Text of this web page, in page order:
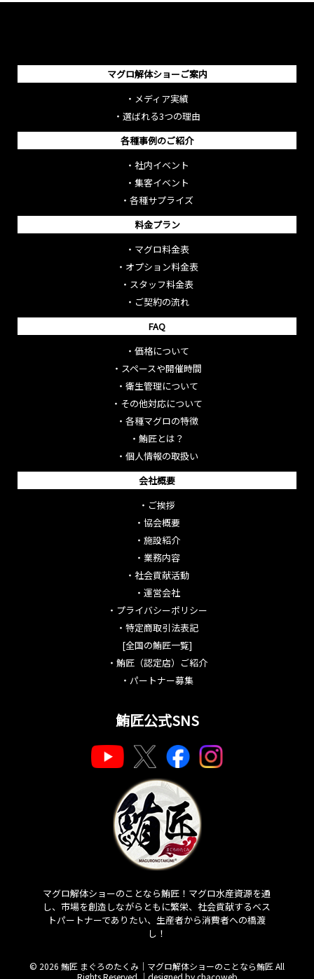
マグロ解体ショーご案内
・ メディア実績
・ 選ばれる3つの理由
各種事例のご紹介
・ 社内イベント
・ 集客イベント
・ 各種サプライズ
料金プラン
・ マグロ料金表
・ オプション料金表
・ スタッフ料金表
・ ご契約の流れ
FAQ
・ 価格について
・ スペースや開催時間
・ 衛生管理について
・ その他対応について
・ 各種マグロの特徴
・ 鮪匠とは？
・ 個人情報の取扱い
会社概要
・ ご挨拶
・ 協会概要
・ 施設紹介
・ 業務内容
・ 社会貢献活動
・ 運営会社
・ プライバシーポリシー
・ 特定商取引法表記
[全国の鮪匠一覧]
・ 鮪匠（認定店）ご紹介
・ パートナー募集
鮪匠公式SNS
マグロ解体ショーのことなら鮪匠！マグロ水産資源を通
し、市場を創造しながらともに繁栄、社会貢献するベス
トパートナーでありたい、生産者から消費者への橋渡
し！
© 2026 鮪匠 まぐろのたくみ｜マグロ解体ショーのことなら鮪匠 All
Rights Reserved.｜ designed by chacoweb